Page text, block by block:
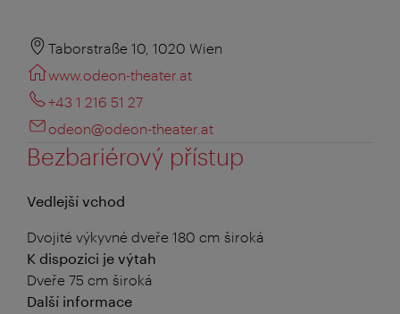
Taborstraße 10, 1020 Wien
www.odeon-theater.at
+43 1 216 51 27
odeon@odeon-theater.at
Bezbariérový přístup
Vedlejší vchod
Dvojité výkyvné dveře 180 cm široká
K dispozici je výtah
Dveře 75 cm široká
Další informace